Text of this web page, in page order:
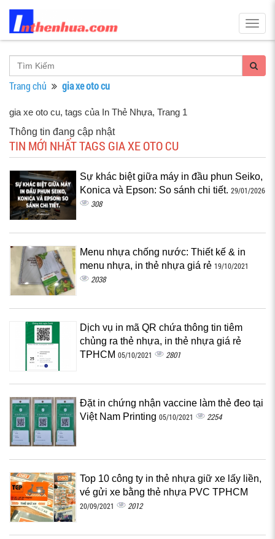
Trang chủ gia xe oto cu
gia xe oto cu, tags của In Thẻ Nhựa, Trang 1
Thông tin đang cập nhật
TIN MỚI NHẤT TAGS GIA XE OTO CU
Sự khác biệt giữa máy in đầu phun Seiko,
Konica và Epson: So sánh chi tiết. 29/01/2026
308
Menu nhựa chống nước: Thiết kế & in
menu nhựa, in thẻ nhựa giá rẻ 19/10/2021
2038
Dịch vụ in mã QR chứa thông tin tiêm
chủng ra thẻ nhựa, in thẻ nhựa giá rẻ
TPHCM 05/10/2021 2801
Đặt in chứng nhận vaccine làm thẻ đeo tại
Việt Nam Printing 05/10/2021 2254
Top 10 công ty in thẻ nhựa giữ xe lấy liền,
vé gửi xe bằng thẻ nhựa PVC TPHCM
20/09/2021 2012